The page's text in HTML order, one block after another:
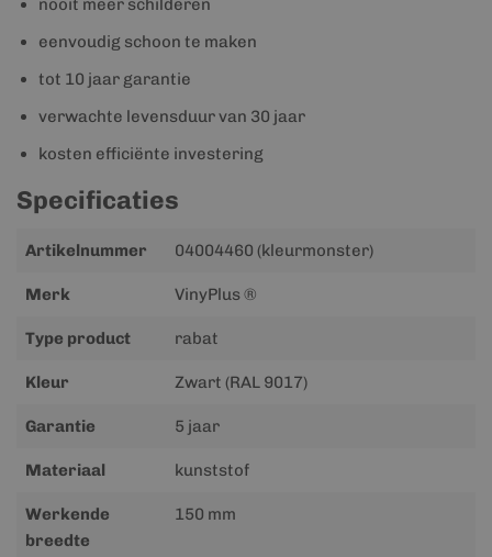
nooit meer schilderen
eenvoudig schoon te maken
tot 10 jaar garantie
verwachte levensduur van 30 jaar
kosten efficiënte investering
Specificaties
Meer
Artikelnummer 04004460 (kleurmonster)
Merk VinyPlus ®
Type product rabat
Kleur Zwart (RAL 9017)
Garantie 5 jaar
Materiaal kunststof
Werkende
breedte
150 mm